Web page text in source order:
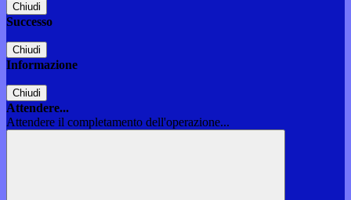
Chiudi
Successo
Chiudi
Informazione
Chiudi
Attendere...
Attendere il completamento dell'operazione...